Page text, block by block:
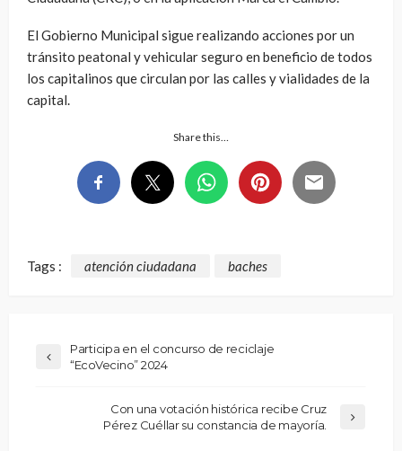
El Gobierno Municipal sigue realizando acciones por un
tránsito peatonal y vehicular seguro en beneficio de todos
los capitalinos que circulan por las calles y vialidades de la
capital.
Share this…
Tags : atención ciudadana baches
Participa en el concurso de reciclaje
“EcoVecino” 2024
Con una votación histórica recibe Cruz
Pérez Cuéllar su constancia de mayoría.